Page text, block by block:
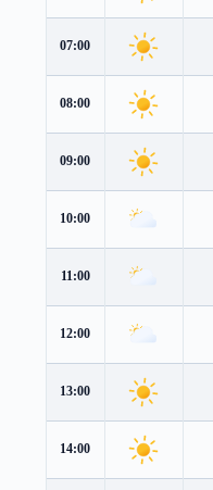
07:00
08:00
09:00
10:00
11:00
12:00
13:00
14:00